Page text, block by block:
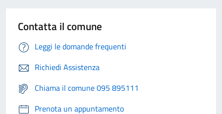
Contatta il comune
Leggi le domande frequenti
Richiedi Assistenza
Chiama il comune 095 895111
Prenota un appuntamento